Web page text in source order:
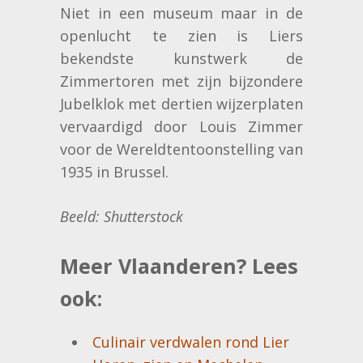
Niet in een museum maar in de
openlucht te zien is Liers
bekendste kunstwerk de
Zimmertoren met zijn bijzondere
Jubelklok met dertien wijzerplaten
vervaardigd door Louis Zimmer
voor de Wereldtentoonstelling van
1935 in Brussel.
Beeld: Shutterstock
Meer Vlaanderen? Lees
ook:
Culinair verdwalen rond Lier